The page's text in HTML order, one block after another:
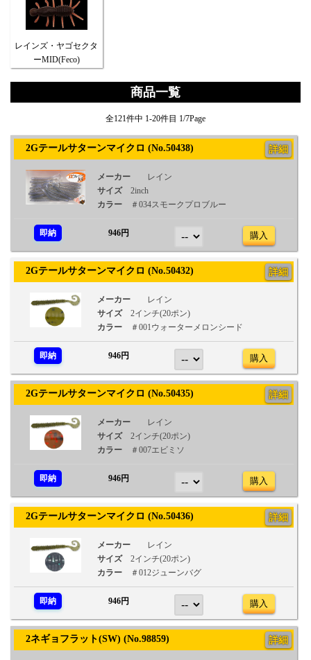
レインズ・ヤゴセクタ
ーMID(Feco)
商品一覧
全121件中 1-20件目 1/7Page
2Gテールサターンマイクロ (No.50438) 詳細
メーカー
レイン
サイズ
2inch
カラー
＃034スモークプロブルー
即納 946円 購入
2Gテールサターンマイクロ (No.50432) 詳細
メーカー
レイン
サイズ
2インチ(20ポン)
カラー
＃001ウォーターメロンシード
即納 946円 購入
2Gテールサターンマイクロ (No.50435) 詳細
メーカー
レイン
サイズ
2インチ(20ポン)
カラー
＃007エビミソ
即納 946円 購入
2Gテールサターンマイクロ (No.50436) 詳細
メーカー
レイン
サイズ
2インチ(20ポン)
カラー
＃012ジューンバグ
即納 946円 購入
2ネギョフラット(SW) (No.98859) 詳細